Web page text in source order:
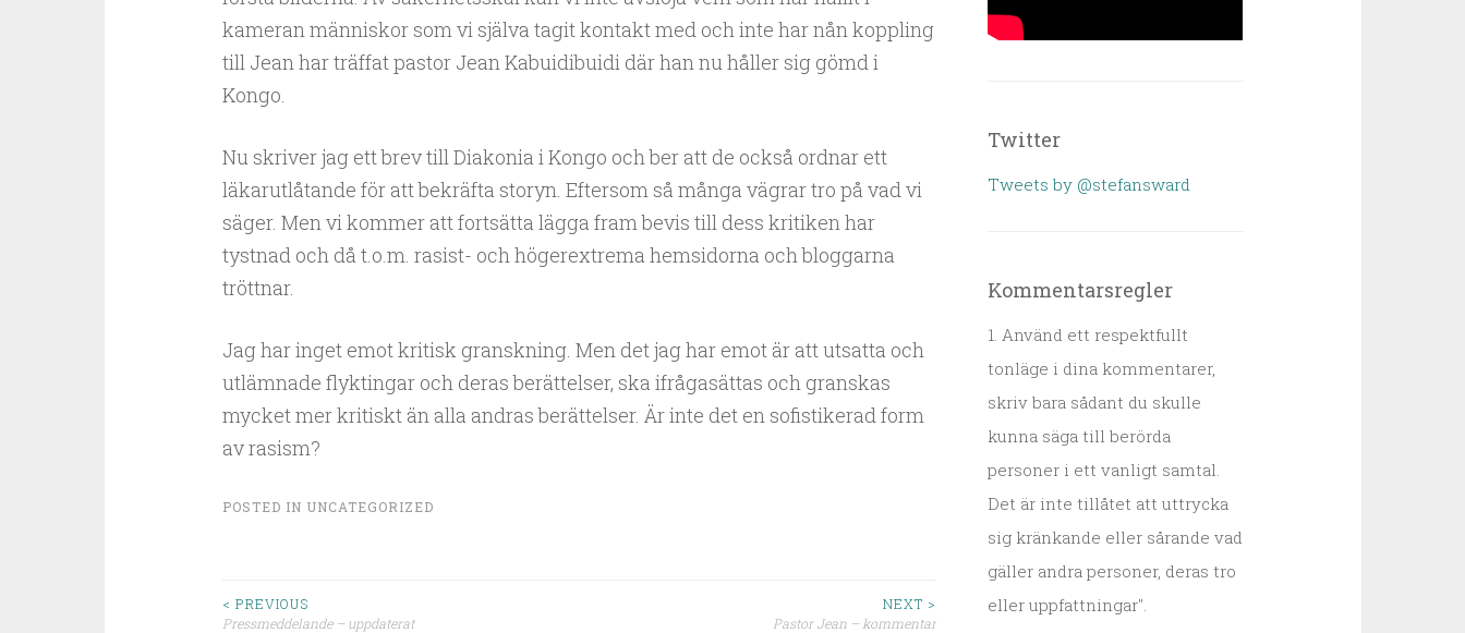
kameran människor som vi själva tagit kontakt med och inte har nån koppling
till Jean har träffat pastor Jean Kabuidibuidi där han nu håller sig gömd i
Kongo.
Nu skriver jag ett brev till Diakonia i Kongo och ber att de också ordnar ett
läkarutlåtande för att bekräfta storyn. Eftersom så många vägrar tro på vad vi
säger. Men vi kommer att fortsätta lägga fram bevis till dess kritiken har
tystnad och då t.o.m. rasist- och högerextrema hemsidorna och bloggarna
tröttnar.
Jag har inget emot kritisk granskning. Men det jag har emot är att utsatta och
utlämnade flyktingar och deras berättelser, ska ifrågasättas och granskas
mycket mer kritiskt än alla andras berättelser. Är inte det en sofistikerad form
av rasism?
POSTED IN UNCATEGORIZED
< PREVIOUS
Pressmeddelande – uppdaterat
NEXT >
Pastor Jean – kommentar
Twitter
Tweets by @stefansward
Kommentarsregler
1. Använd ett respektfullt
tonläge i dina kommentarer,
skriv bara sådant du skulle
kunna säga till berörda
personer i ett vanligt samtal.
Det är inte tillåtet att uttrycka
sig kränkande eller sårande vad
gäller andra personer, deras tro
eller uppfattningar".